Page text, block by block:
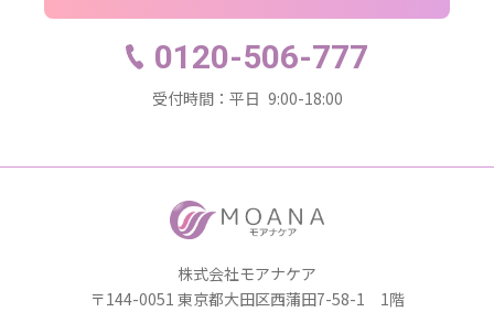
0120-506-777
受付時間：平日 9:00-18:00
株式会社モアナケア
〒144-0051 東京都大田区西蒲田7-58-1 1階